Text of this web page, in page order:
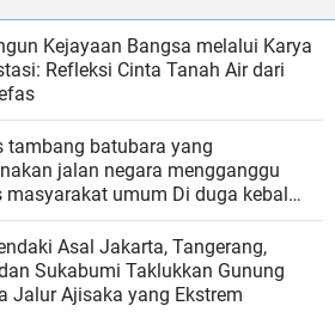
Kejayaan Bangsa melalui Karya
Refleksi Cinta Tanah Air dari
tambang batubara yang
jalan negara mengganggu
masyarakat umum Di duga kebal
Asal Jakarta, Tangerang,
Sukabumi Taklukkan Gunung
Jalur Ajisaka yang Ekstrem